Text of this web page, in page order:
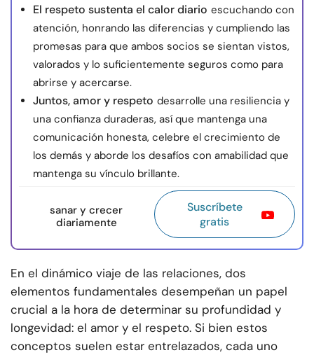
El respeto sustenta el calor diario escuchando con
atención, honrando las diferencias y cumpliendo las
promesas para que ambos socios se sientan vistos,
valorados y lo suficientemente seguros como para
abrirse y acercarse.
Juntos, amor y respeto desarrolle una resiliencia y
una confianza duraderas, así que mantenga una
comunicación honesta, celebre el crecimiento de
los demás y aborde los desafíos con amabilidad que
mantenga su vínculo brillante.
sanar y crecer
diariamente
Suscríbete
gratis
En el dinámico viaje de las relaciones, dos
elementos fundamentales desempeñan un papel
crucial a la hora de determinar su profundidad y
longevidad: el amor y el respeto. Si bien estos
conceptos suelen estar entrelazados, cada uno